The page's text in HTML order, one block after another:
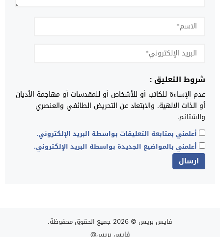
شروط التعليق :
عدم الإساءة للكاتب أو للأشخاص أو للمقدسات أو مهاجمة الأديان
أو الذات الالهية. والابتعاد عن التحريض الطائفي والعنصري
والشتائم.
أعلمني بمتابعة التعليقات بواسطة البريد الإلكتروني.
أعلمني بالمواضيع الجديدة بواسطة البريد الإلكتروني.
فايس بريس © 2026 جميع الحقوق محفوظة.
فايس بريس@